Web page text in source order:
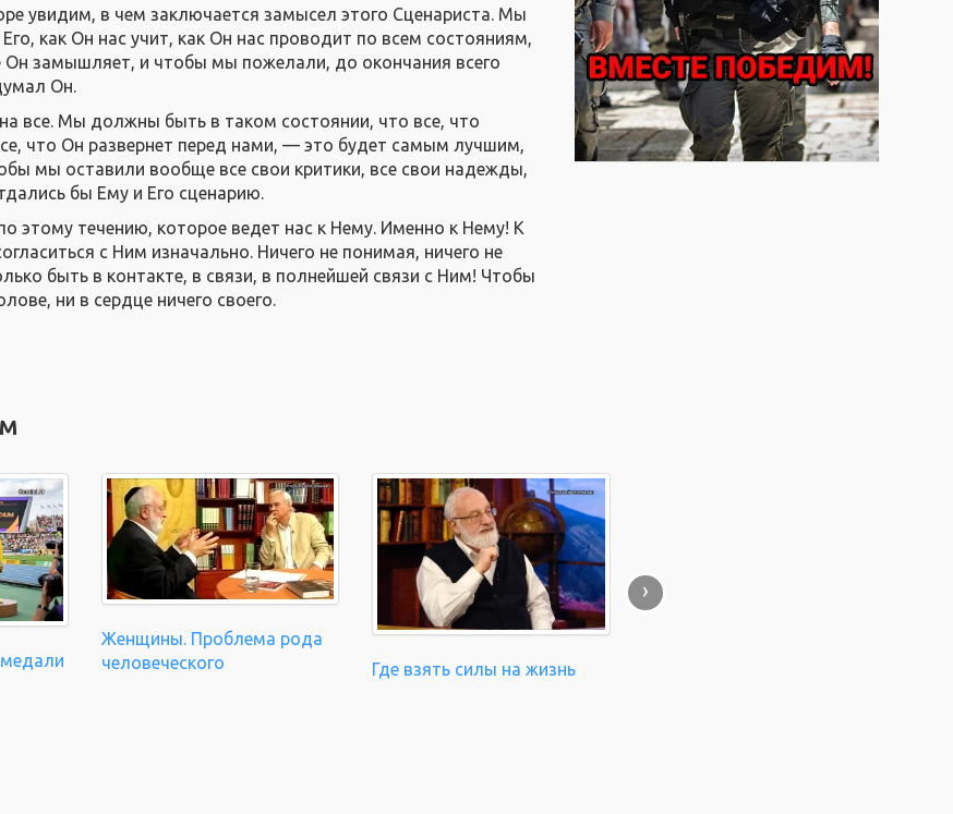
увидим, в чем заключается замысел этого Сценариста. Мы
как Он нас учит, как Он нас проводит по всем состояниям,
замышляет, и чтобы мы пожелали, до окончания всего
Он.
все. Мы должны быть в таком состоянии, что все, что
что Он развернет перед нами, — это будет самым лучшим,
мы оставили вообще все свои критики, все свои надежды,
бы Ему и Его сценарию.
этому течению, которое ведет нас к Нему. Именно к Нему! К
с Ним изначально. Ничего не понимая, ничего не
быть в контакте, в связи, в полнейшей связи с Ним! Чтобы
ни в сердце ничего своего.
Женщины. Проблема рода
человеческого
Где взять силы на жизнь
›